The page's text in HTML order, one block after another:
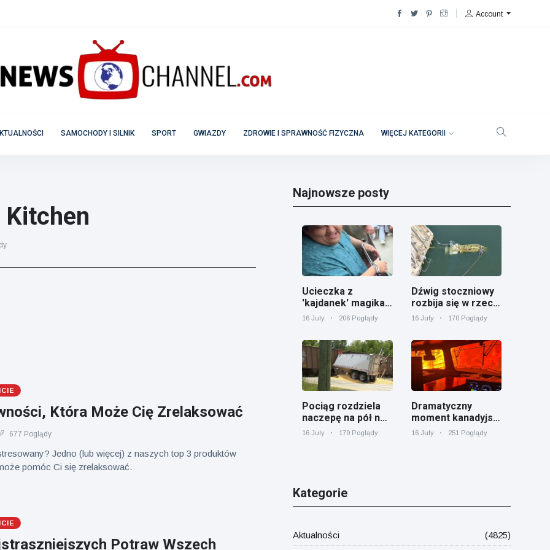
Account
SAMOCHODY I SILNIK SPORT GWIAZDY ZDROWIE I SPRAWNOŚĆ FIZYCZNA WIĘCEJ KATEGORII
Kitchen
Która Może Cię Zrelaksować
677 Poglądy
Jedno (lub więcej) z naszych top 3 produktów
pomóc Ci się zrelaksować.
Potraw Wszech
Najnowsze posty
Ucieczka z
'kajdanek' magika
rozbawiła
16 July 206 Poglądy
Dźwig stoczniowy
rozbija się w rzece
Cooper koło
16 July 170 Poglądy
Pociąg rozdziela
naczepę na pół na
przejeździe
16 July 179 Poglądy
Dramatyczny
moment kanadyjski
pociąg towarowy
16 July 251 Poglądy
Kategorie
Aktualności
(4825)